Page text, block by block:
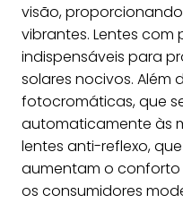
visão,
vibrantes. Lentes com
indispensáveis para
solares nocivos. Além
fotocromáticas, que
automaticamente às
lentes anti-reflexo,
aumentam o conforto
os consumidores